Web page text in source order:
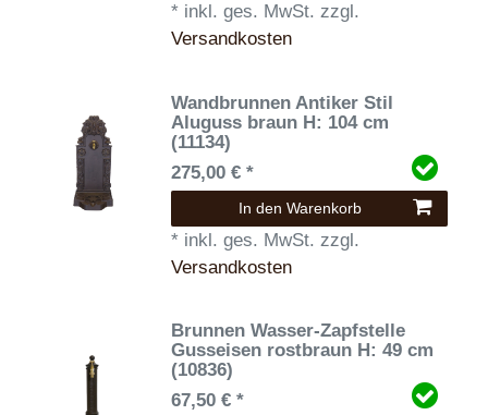
* inkl. ges. MwSt. zzgl.
Versandkosten
Wandbrunnen Antiker Stil
Aluguss braun H: 104 cm
(11134)
275,00 € *
In den Warenkorb
* inkl. ges. MwSt. zzgl.
Versandkosten
Brunnen Wasser-Zapfstelle
Gusseisen rostbraun H: 49 cm
(10836)
67,50 € *